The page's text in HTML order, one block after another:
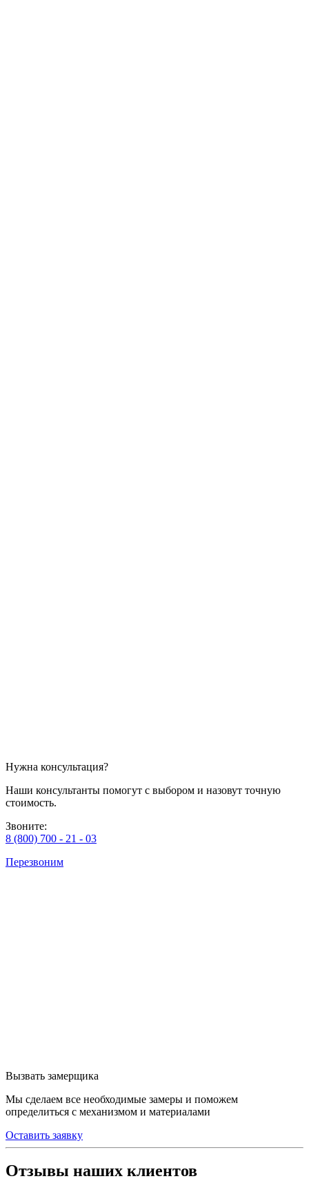
Нужна консультация?
Наши консультанты помогут с выбором и назовут точную
стоимость.
Звоните:
8 (800) 700 - 21 - 03
Перезвоним
Вызвать замерщика
Мы сделаем все необходимые замеры и поможем
определиться с механизмом и материалами
Оставить заявку
Отзывы наших клиентов